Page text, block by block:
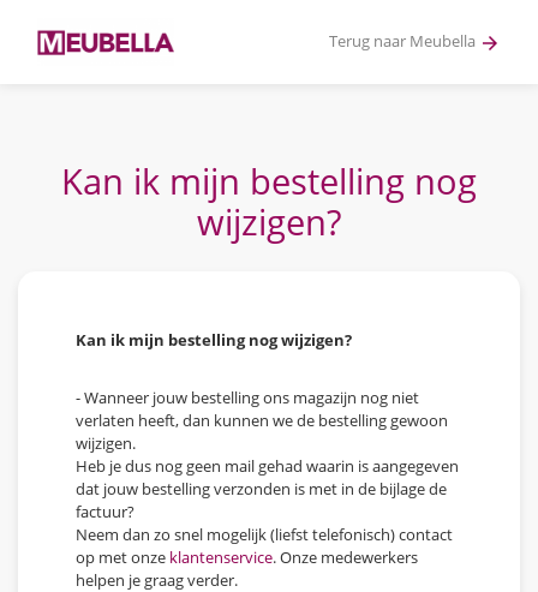
Terug naar Meubella arrow_forward
Kan ik mijn bestelling nog
wijzigen?
Kan ik mijn bestelling nog wijzigen?
- Wanneer jouw bestelling ons magazijn nog niet
verlaten heeft, dan kunnen we de bestelling gewoon
wijzigen.
Heb je dus nog geen mail gehad waarin is aangegeven
dat jouw bestelling verzonden is met in de bijlage de
factuur?
Neem dan zo snel mogelijk (liefst telefonisch) contact
op met onze klantenservice. Onze medewerkers
helpen je graag verder.